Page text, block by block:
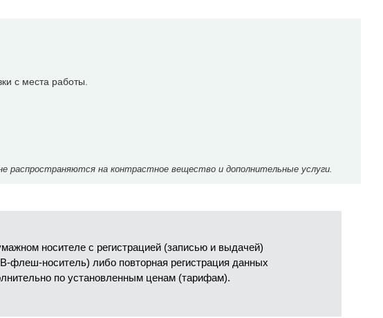
с места работы.
на контрастное вещество и дополнительные услуги.
носителе с регистрацией (записью и выдачей)
флеш-носитель) либо повторная регистрация данных
по установленным ценам (тарифам).